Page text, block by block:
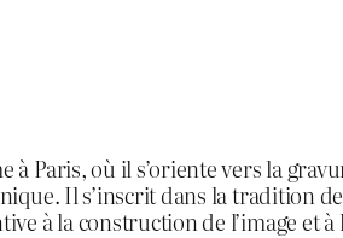
à Paris, où il s’oriente vers la
Il s’inscrit dans la tradition
à la construction de l’image et à